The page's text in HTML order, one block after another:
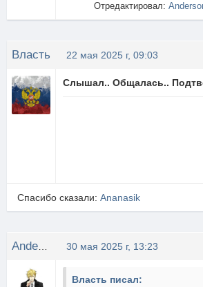
Отредактировал:
Власть 22 мая 2025 г, 09:03
Слышал.. Общалась..
Спасибо сказали: Ananasik
30 мая 2025 г, 13:23
Власть писал: